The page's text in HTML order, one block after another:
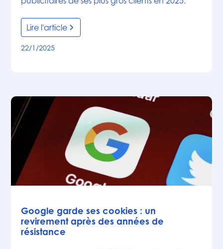
Lire l'article
22/1/2025
Google garde ses cookies : un
revirement après des années de
résistance